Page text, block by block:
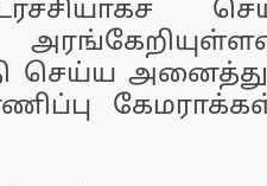
செய்ய